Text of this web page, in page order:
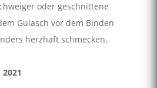
oder geschnittene
Gulasch vor dem Binden
herzhaft schmecken.